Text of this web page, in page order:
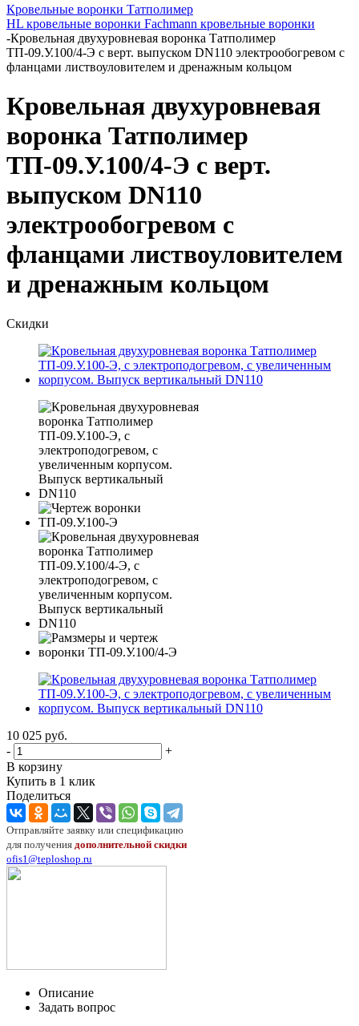
Кровельные воронки Татполимер
HL кровельные воронки Fachmann кровельные воронки
-Кровельная двухуровневая воронка Татполимер
ТП-09.У.100/4-Э с верт. выпуском DN110 электрообогревом с
фланцами листвоуловителем и дренажным кольцом
Кровельная двухуровневая
воронка Татполимер
ТП-09.У.100/4-Э с верт.
выпуском DN110
электрообогревом с
фланцами листвоуловителем
и дренажным кольцом
Скидки
10 025 руб.
-
+
В корзину
Купить в 1 клик
Поделиться
Отправляйте заявку или спецификацию
для получения дополнительной скидки
ofis1@teploshop.ru
Описание
Задать вопрос